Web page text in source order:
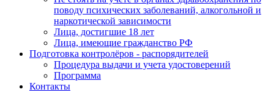
поводу психических заболеваний, алкогольной и
наркотической зависимости
Лица, достигшие 18 лет
Лица, имеющие гражданство РФ
Подготовка контролёров - распорядителей
Процедура выдачи и учета удостоверений
Программа
Контакты